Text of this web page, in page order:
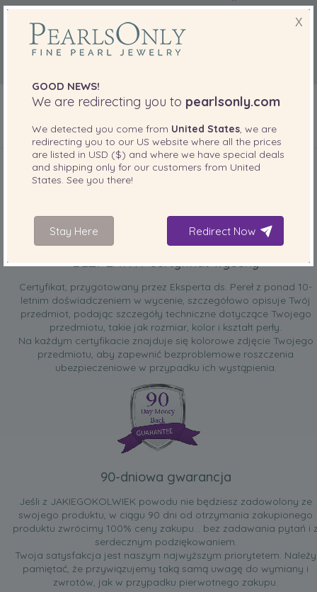
DOŁĄCZONE DO TWOJEGO PRODUKTU
BEZPŁATNY certyfikat wyceny
Certyfikat, przygotowany przez Eksperta ds. Pereł z ponad 10-
letnim doświadczeniem w wycenie, szczegółowo opisuje Twój
przedmiot, podając szczegóły techniczne dotyczące Twojego
przedmiotu, takie jak rozmiar, kolor i kształt perły.
Na każdym certyfikacie znajduje się kolorowe zdjęcie Twojego
przedmiotu, aby zapewnić bezproblemowe roszczenia
ubezpieczeniowe w przypadku ich wystąpienia.
90-dniowa gwarancja
Jeśli z JAKIEGOKOLWIEK powodu nie będziesz zadowolony ze
swojego produktu, w ciągu 90 dni od otrzymania zakupionego
produktu zwrócimy 100% ceny zakupu... bez zadawania pytań i
serdecznym podziękowaniem.
Twoja satysfakcja jest naszym najwyższym priorytetem. Należy
pamiętać, że przywiązujemy taką samą uwagę do wymiany i
zwrotów, jak w przypadku pierwotnego zakupu.
X
GOOD NEWS!
We are redirecting you to pearlsonly.com
We detected you come from United States , we are
redirecting you to our US website where all the prices
are listed in USD ($) and where we have special deals
and shipping only for our customers from United
States . See you there!
Stay Here Redirect Now